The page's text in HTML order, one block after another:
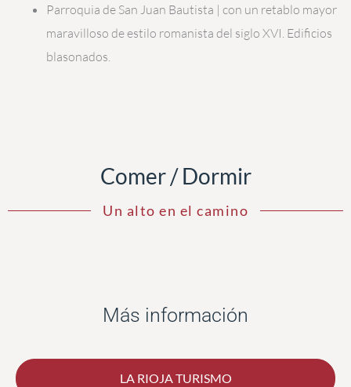
Parroquia de San Juan Bautista | con un retablo mayor
maravilloso de estilo romanista del siglo XVI. Edificios
blasonados.
Comer / Dormir
Un alto en el camino
Más información
LA RIOJA TURISMO